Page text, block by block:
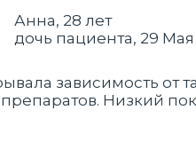
Анна, 28 лет
дочь пациента, 29 Мая
зависимость от
Низкий